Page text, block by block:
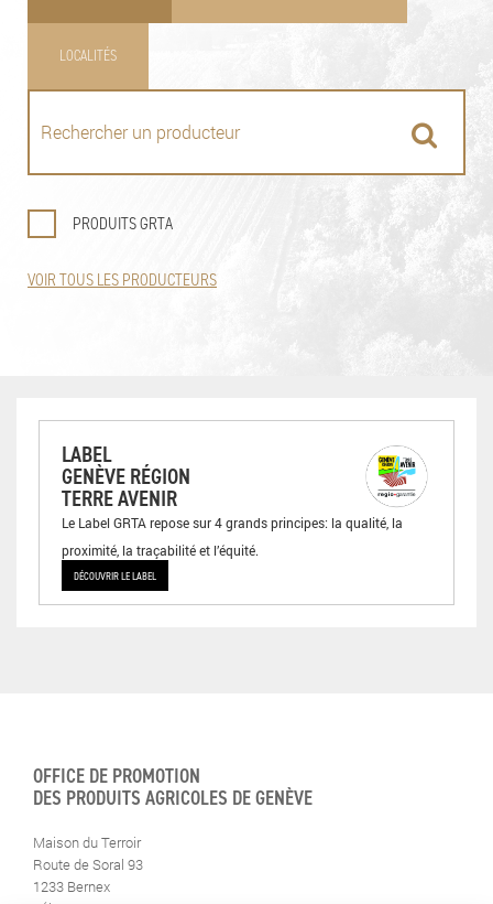
LOCALITÉS
PRODUITS GRTA
VOIR TOUS LES PRODUCTEURS
LABEL
GENÈVE RÉGION
TERRE AVENIR
Le Label GRTA repose sur 4 grands principes: la qualité, la
proximité, la traçabilité et l’équité.
DÉCOUVRIR LE LABEL
OFFICE DE PROMOTION
DES PRODUITS AGRICOLES DE GENÈVE
Maison du Terroir
Route de Soral 93
1233 Bernex